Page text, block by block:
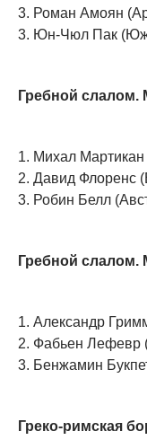
3. Роман Амоян
3. Юн-Чюл Пак
Гребной
1. Михал
2. Давид Флоренс
3. Робин Белл
Гребной
1. Александр
2. Фабьен Лефевр
3. Бенжамин
Греко-римская